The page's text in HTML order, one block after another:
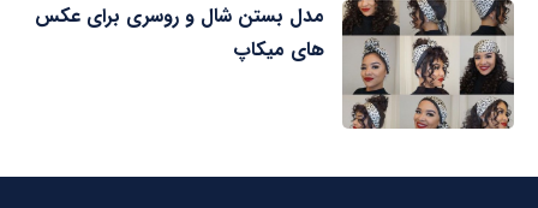
مدل بستن شال و روسری برای عکس
های میکاپ